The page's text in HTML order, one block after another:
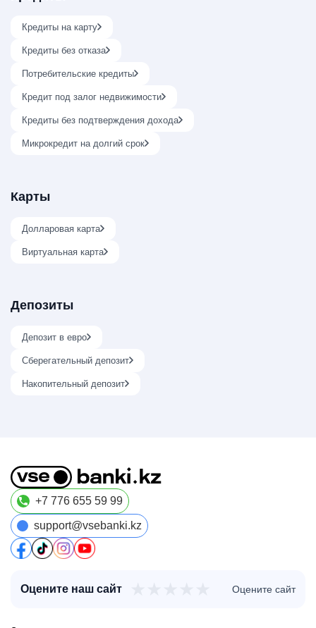
Кредиты на карту
Кредиты без отказа
Потребительские кредиты
Кредит под залог недвижимости
Кредиты без подтверждения дохода
Микрокредит на долгий срок
Карты
Долларовая карта
Виртуальная карта
Депозиты
Депозит в евро
Сберегательный депозит
Накопительный депозит
+7 776 655 59 99
support@vsebanki.kz
Оцените наш сайт Оцените сайт